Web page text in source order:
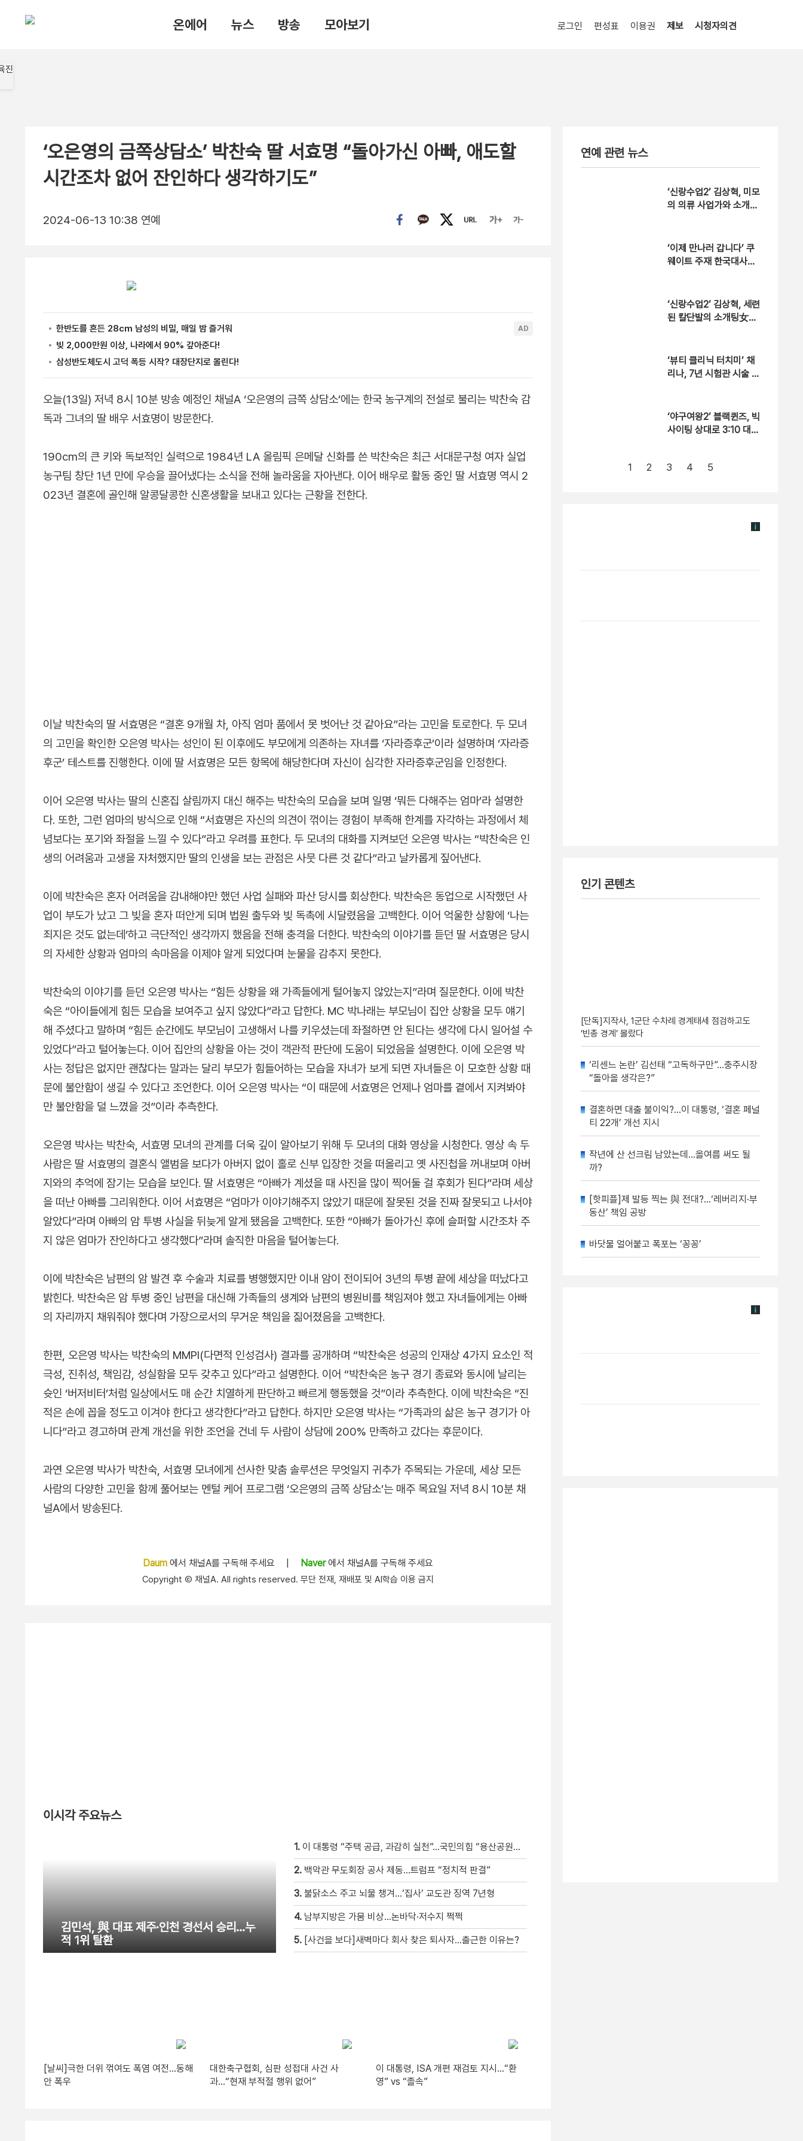
온에어 뉴스 방송 모아보기 로그인 편성표 이용권 제보 시청자의견
‘오은영의 금쪽상담소’ 박찬숙 딸 서효명 “돌아가신 아빠, 애도할
시간조차 없어 잔인하다 생각하기도”
2024-06-13 10:38 연예
오늘(13일) 저녁 8시 10분 방송 예정인 채널A ‘오은영의 금쪽 상담소’에는 한국 농구계의 전설로 불리는 박찬숙 감
독과 그녀의 딸 배우 서효명이 방문한다.
190cm의 큰 키와 독보적인 실력으로 1984년 LA 올림픽 은메달 신화를 쓴 박찬숙은 최근 서대문구청 여자 실업
농구팀 창단 1년 만에 우승을 끌어냈다는 소식을 전해 놀라움을 자아낸다. 이어 배우로 활동 중인 딸 서효명 역시 2
023년 결혼에 골인해 알콩달콩한 신혼생활을 보내고 있다는 근황을 전한다.
이날 박찬숙의 딸 서효명은 “결혼 9개월 차, 아직 엄마 품에서 못 벗어난 것 같아요”라는 고민을 토로한다. 두 모녀
의 고민을 확인한 오은영 박사는 성인이 된 이후에도 부모에게 의존하는 자녀를 ‘자라증후군’이라 설명하며 ‘자라증
후군’ 테스트를 진행한다. 이에 딸 서효명은 모든 항목에 해당한다며 자신이 심각한 자라증후군임을 인정한다.
이어 오은영 박사는 딸의 신혼집 살림까지 대신 해주는 박찬숙의 모습을 보며 일명 ‘뭐든 다해주는 엄마’라 설명한
다. 또한, 그런 엄마의 방식으로 인해 “서효명은 자신의 의견이 꺾이는 경험이 부족해 한계를 자각하는 과정에서 체
념보다는 포기와 좌절을 느낄 수 있다”라고 우려를 표한다. 두 모녀의 대화를 지켜보던 오은영 박사는 “박찬숙은 인
생의 어려움과 고생을 자처했지만 딸의 인생을 보는 관점은 사뭇 다른 것 같다”라고 날카롭게 짚어낸다.
이에 박찬숙은 혼자 어려움을 감내해야만 했던 사업 실패와 파산 당시를 회상한다. 박찬숙은 동업으로 시작했던 사
업이 부도가 났고 그 빚을 혼자 떠안게 되며 법원 출두와 빚 독촉에 시달렸음을 고백한다. 이어 억울한 상황에 ‘나는
죄지은 것도 없는데’하고 극단적인 생각까지 했음을 전해 충격을 더한다. 박찬숙의 이야기를 듣던 딸 서효명은 당시
의 자세한 상황과 엄마의 속마음을 이제야 알게 되었다며 눈물을 감추지 못한다.
박찬숙의 이야기를 듣던 오은영 박사는 “힘든 상황을 왜 가족들에게 털어놓지 않았는지”라며 질문한다. 이에 박찬
숙은 “아이들에게 힘든 모습을 보여주고 싶지 않았다”라고 답한다. MC 박나래는 부모님이 집안 상황을 모두 얘기
해 주셨다고 말하며 “힘든 순간에도 부모님이 고생해서 나를 키우셨는데 좌절하면 안 된다는 생각에 다시 일어설 수
있었다”라고 털어놓는다. 이어 집안의 상황을 아는 것이 객관적 판단에 도움이 되었음을 설명한다. 이에 오은영 박
사는 정답은 없지만 괜찮다는 말과는 달리 부모가 힘들어하는 모습을 자녀가 보게 되면 자녀들은 이 모호한 상황 때
문에 불안함이 생길 수 있다고 조언한다. 이어 오은영 박사는 “이 때문에 서효명은 언제나 엄마를 곁에서 지켜봐야
만 불안함을 덜 느꼈을 것”이라 추측한다.
오은영 박사는 박찬숙, 서효명 모녀의 관계를 더욱 깊이 알아보기 위해 두 모녀의 대화 영상을 시청한다. 영상 속 두
사람은 딸 서효명의 결혼식 앨범을 보다가 아버지 없이 홀로 신부 입장한 것을 떠올리고 옛 사진첩을 꺼내보며 아버
지와의 추억에 잠기는 모습을 보인다. 딸 서효명은 “아빠가 계셨을 때 사진을 많이 찍어둘 걸 후회가 된다”라며 세상
을 떠난 아빠를 그리워한다. 이어 서효명은 “엄마가 이야기해주지 않았기 때문에 잘못된 것을 진짜 잘못되고 나서야
알았다”라며 아빠의 암 투병 사실을 뒤늦게 알게 됐음을 고백한다. 또한 “아빠가 돌아가신 후에 슬퍼할 시간조차 주
지 않은 엄마가 잔인하다고 생각했다”라며 솔직한 마음을 털어놓는다.
이에 박찬숙은 남편의 암 발견 후 수술과 치료를 병행했지만 이내 암이 전이되어 3년의 투병 끝에 세상을 떠났다고
밝힌다. 박찬숙은 암 투병 중인 남편을 대신해 가족들의 생계와 남편의 병원비를 책임져야 했고 자녀들에게는 아빠
의 자리까지 채워줘야 했다며 가장으로서의 무거운 책임을 짊어졌음을 고백한다.
한편, 오은영 박사는 박찬숙의 MMPI(다면적 인성검사) 결과를 공개하며 “박찬숙은 성공의 인재상 4가지 요소인 적
극성, 진취성, 책임감, 성실함을 모두 갖추고 있다”라고 설명한다. 이어 “박찬숙은 농구 경기 종료와 동시에 날리는
슛인 ‘버저비터’처럼 일상에서도 매 순간 치열하게 판단하고 빠르게 행동했을 것”이라 추측한다. 이에 박찬숙은 “진
적은 손에 꼽을 정도고 이겨야 한다고 생각한다”라고 답한다. 하지만 오은영 박사는 “가족과의 삶은 농구 경기가 아
니다”라고 경고하며 관계 개선을 위한 조언을 건네 두 사람이 상담에 200% 만족하고 갔다는 후문이다.
과연 오은영 박사가 박찬숙, 서효명 모녀에게 선사한 맞춤 솔루션은 무엇일지 귀추가 주목되는 가운데, 세상 모든
사람의 다양한 고민을 함께 풀어보는 멘털 케어 프로그램 ‘오은영의 금쪽 상담소’는 매주 목요일 저녁 8시 10분 채
널A에서 방송된다.
Daum 에서 채널A를 구독해 주세요 Naver에서 채널A를 구독해 주세요
Copyright Ⓒ 채널A. All rights reserved. 무단 전재, 재배포 및 AI학습 이용 금지
이시각 주요뉴스
김민석, 與 대표 제주·인천 경선서 승리…누
적 1위 탈환
1. 이 대통령 “주택 공급, 과감히 실천”…국민의힘 “용산공원은 안 돼”
2. 백악관 무도회장 공사 제동…트럼프 “정치적 판결”
3. 불닭소스 주고 뇌물 챙겨…‘집사’ 교도관 징역 7년형
4. 남부지방은 가뭄 비상…논바닥·저수지 쩍쩍
5. [사건을 보다]새벽마다 회사 찾은 퇴사자…출근한 이유는?
[날씨]극한 더위 꺾여도 폭염 여전…동해
안 폭우
대한축구협회, 심판 성접대 사건 사
과…“현재 부적절 행위 없어”
이 대통령, ISA 개편 재검토 지시…“환
영” vs “졸속”
연예 관련 뉴스
‘신랑수업2’ 김상혁, 미모
의 의류 사업가와 소개
‘이제 만나러 갑니다’ 쿠
웨이트 주재 한국대사관
탈출기 대공개
‘신랑수업2’ 김상혁, 세련
된 칼단발의 소개팅女에
‘뷰티 클리닉 터치미’ 채
리나, 7년 시험관 시술 후
신’?
‘야구여왕2’ 블랙퀸즈, 빅
사이팅 상대로 3:10 대
1 2 3 4 5
인기 콘텐츠
[단독]지작사, 1군단 수차례 경계태세 점검하고도
‘빈총 경계’ 몰랐다
‘리센느 논란’ 김선태 “고독하구만”…충주시장
“돌아올 생각은?”
결혼하면 대출 불이익?…이 대통령, ‘결혼 페널
티 22개’ 개선 지시
작년에 산 선크림 남았는데…올여름 써도 될
까?
[핫피플]제 발등 찍는 與 전대?…‘레버리지·부
동산’ 책임 공방
바닷물 얼어붙고 폭포는 ‘꽁꽁’